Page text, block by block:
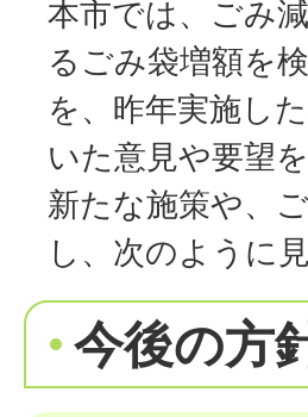
本市では、ごみ
るごみ袋増額を
を、昨年実施し
いた意見や要望
新たな施策や、
し、次のように
今後の方